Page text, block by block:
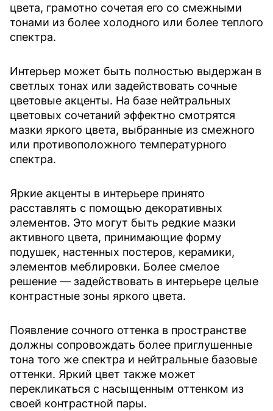
цвета, грамотно сочетая его со смежными
тонами из более холодного или более теплого
спектра.
Интерьер может быть полностью выдержан в
светлых тонах или задействовать сочные
цветовые акценты. На базе нейтральных
цветовых сочетаний эффектно смотрятся
мазки яркого цвета, выбранные из смежного
или противоположного температурного
спектра.
Яркие акценты в интерьере принято
расставлять с помощью декоративных
элементов. Это могут быть редкие мазки
активного цвета, принимающие форму
подушек, настенных постеров, керамики,
элементов меблировки. Более смелое
решение — задействовать в интерьере целые
контрастные зоны яркого цвета.
Появление сочного оттенка в пространстве
должны сопровождать более приглушенные
тона того же спектра и нейтральные базовые
оттенки. Яркий цвет также может
перекликаться с насыщенным оттенком из
своей контрастной пары.